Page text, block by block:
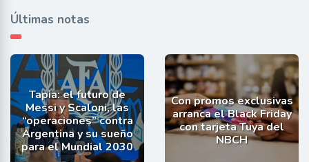
Últimas notas
Tapia: el futuro de
Messi y Scaloni, las
“operaciones” contra
Argentina y su sueño
para el Mundial 2030
Con promos exclusivas
arranca el Black Friday
con tarjeta Tuya del
NBCH